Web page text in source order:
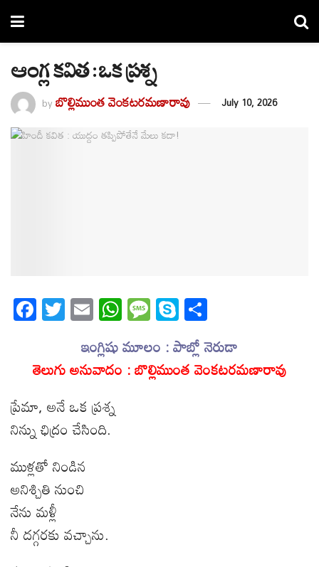
ఆంగ్ల కవిత : ఒక ప్రశ్న
byబొల్లిముంత వెంకటరమణారావు July 10, 2026
F
ac
e
b
o
o
k
T
w
itt
er
E
m
ail
W
h
at
s
M
e
ss
a
S
k
y
p
h
ar
e
ఇంగ్లిషు మూలం : పాబ్లో నెరుడా
తెలుగు అనువాదం : బొల్లిముంత వెంకటరమణారావు
ప్రేమా, అనేఒక ప్రశ్న
నిన్ను ఛిద్రం చేసింది.
ముళ్లతో నిండిన
అనిశ్చితి నుంచి
నేను మళ్లీ
నీ దగ్గరకు వచ్చాను.